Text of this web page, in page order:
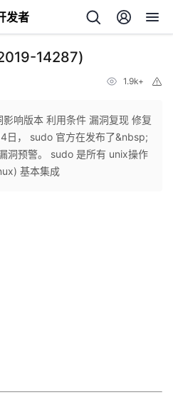
发者
14287)
1.9k+
影响版本 利用条件 漏洞复现 修复
日， sudo 官方在发布了&nbsp;
洞预警。 sudo 是所有 unix操作
基本集成